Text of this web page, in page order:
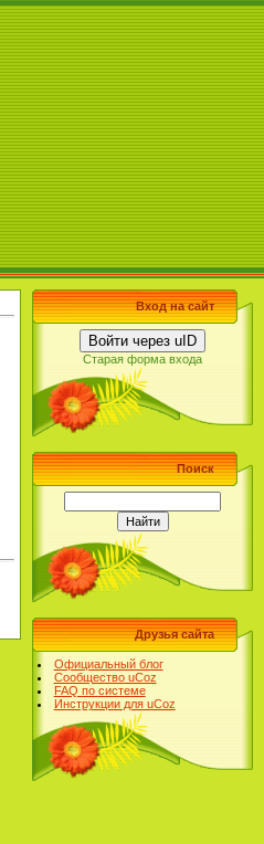
Вход на сайт
Войти через uID
Старая форма входа
Поиск
Друзья сайта
Официальный блог
Сообщество uCoz
FAQ по системе
Инструкции для uCoz